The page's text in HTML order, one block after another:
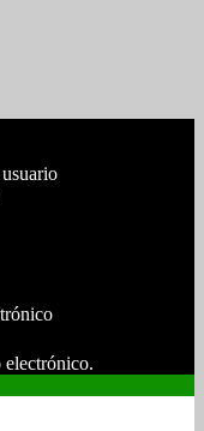
electrónico.